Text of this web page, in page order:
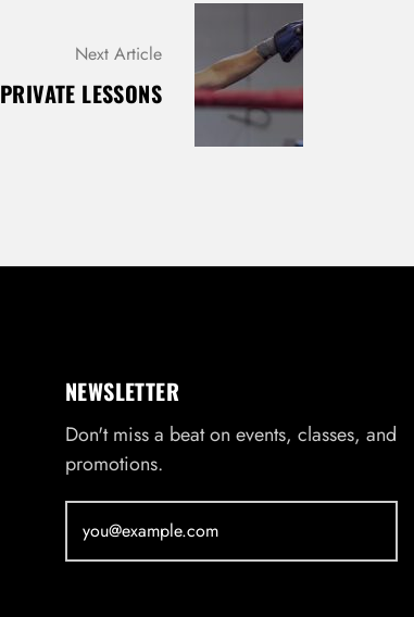
Next Article
PRIVATE LESSONS
NEWSLETTER
Don't miss a beat on events, classes, and
promotions.